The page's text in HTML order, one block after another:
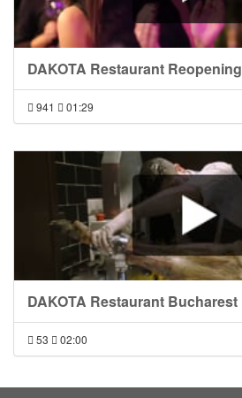
DAKOTA Restaurant Reopening
941 01:29
DAKOTA Restaurant Bucharest
53 02:00